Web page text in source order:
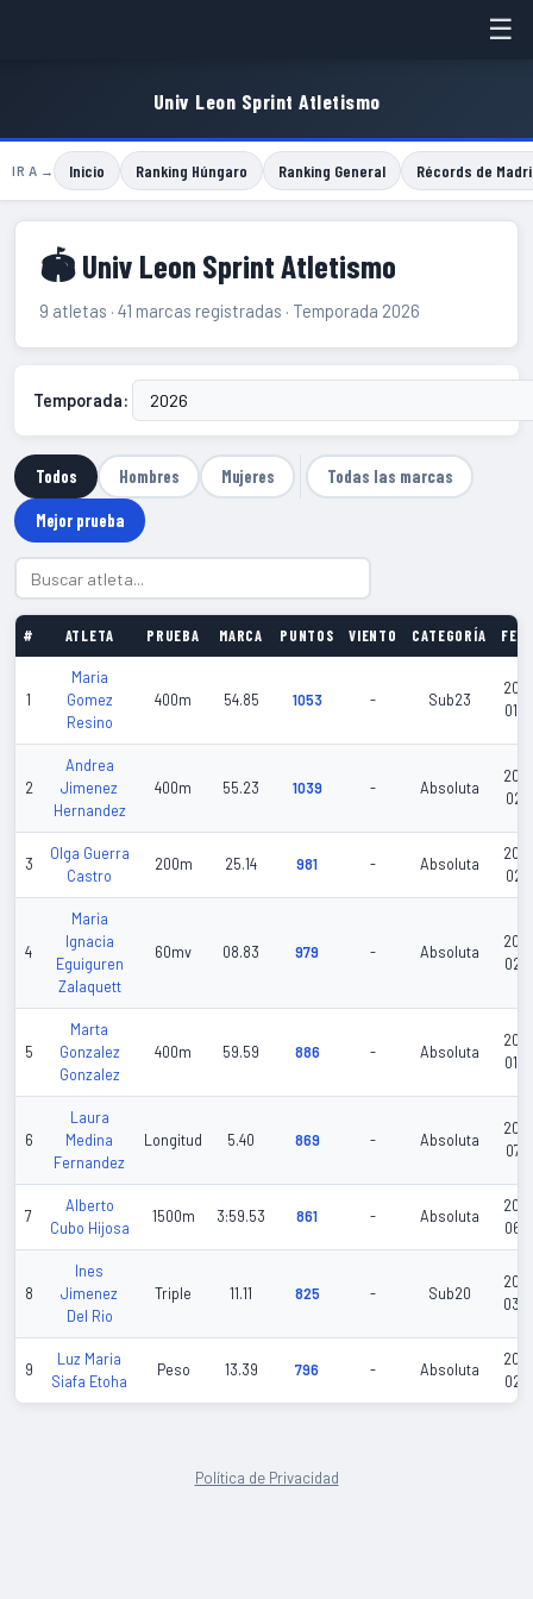
☰
Univ Leon Sprint Atletismo
IR A → Inicio Ranking Húngaro Ranking General Récords de
🏟 Univ Leon Sprint Atletismo
9 atletas · 41 marcas registradas · Temporada 2026
Temporada:
Todos Hombres Mujeres Todas las marcas
Mejor prueba
# ATLETA PRUEBA MARCA PUNTOS VIENTO CATEGORÍA
1
Maria
Gomez
Resino
400m 54.85 1053 - Sub23
01-
2
Andrea
Jimenez
Hernandez
400m 55.23 1039 - Absoluta
02-
3
Olga Guerra
Castro
200m 25.14 981 - Absoluta
02-
4
Maria
Ignacia
Eguiguren
Zalaquett
60mv 08.83 979 - Absoluta
02-
5
Marta
Gonzalez
Gonzalez
400m 59.59 886 - Absoluta
01-
6
Laura
Medina
Fernandez
Longitud 5.40 869 - Absoluta
07-
7
Alberto
Cubo Hijosa
1500m 3:59.53 861 - Absoluta
06-
8
Ines
Jimenez
Del Rio
Triple 11.11 825 - Sub20
03-
9
Luz Maria
Siafa Etoha
Peso 13.39 796 - Absoluta
02-
Política de Privacidad